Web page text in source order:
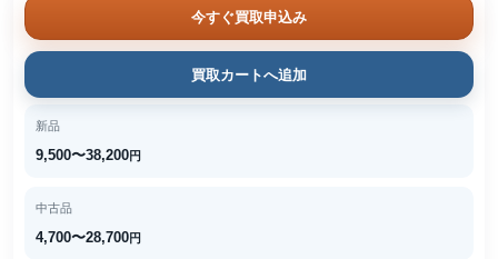
今すぐ買取申込み
買取カートへ追加
新品
9,500〜38,200円
中古品
4,700〜28,700円